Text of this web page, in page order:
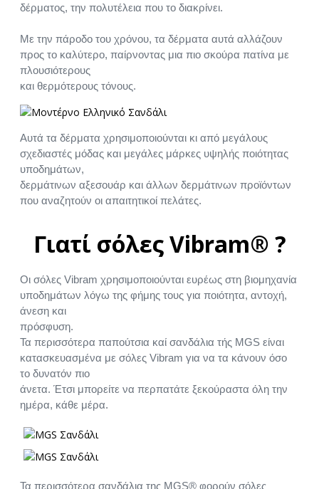
δέρματος, την πολυτέλεια που το διακρίνει.
Με την πάροδο του χρόνου, τα δέρματα αυτά αλλάζουν
προς το καλύτερο, παίρνοντας μια πιο σκούρα πατίνα με
πλουσιότερους
και θερμότερους τόνους.
Αυτά τα δέρματα χρησιμοποιούνται κι από μεγάλους
σχεδιαστές μόδας και μεγάλες μάρκες υψηλής ποιότητας
υποδημάτων,
δερμάτινων αξεσουάρ και άλλων δερμάτινων προϊόντων
που αναζητούν οι απαιτητικοί πελάτες.
Γιατί σόλες Vibram® ?
Οι σόλες Vibram χρησιμοποιούνται ευρέως στη βιομηχανία
υποδημάτων λόγω της φήμης τους για ποιότητα, αντοχή,
άνεση και
πρόσφυση.
Τα περισσότερα παπούτσια καί σανδάλια τής MGS είναι
κατασκευασμένα με σόλες Vibram για να τα κάνουν όσο
το δυνατόν πιο
άνετα. Έτσι μπορείτε να περπατάτε ξεκούραστα όλη την
ημέρα, κάθε μέρα.
Τα περισσότερα σανδάλια της MGS® φορούν σόλες